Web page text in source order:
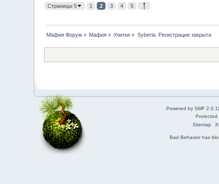
Страницы 5 1 2 3 4 5
Мафия Форум » Мафия » Улитки » Syberia. Регистрация закрыта
Powered by SMF
Sitemap
Bad Behaviorhas